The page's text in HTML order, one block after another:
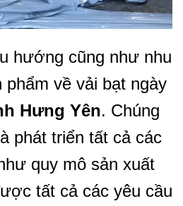
hướng cũng như nhu
về vải bạt ngày
Hưng Yên. Chúng
phát triển tất cả các
quy mô sản xuất
tất cả các yêu cầu